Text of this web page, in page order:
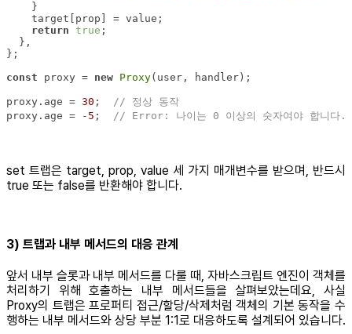
return true
const proxy = new Proxy
proxy.age = 30 ;
// 정상 동작
proxy.age = - 5 ; // Error: 나이는 0 이상의 숫자여야 합니다.
set 트랩은 target, prop, value 세 가지 매개변수를 받으며, 반드시
true 또는 false를 반환해야 합니다.
3) 트랩과 내부 메서드의 대응 관계
앞서 내부 슬롯과 내부 메서드를 다룰 때, 자바스크립트 엔진이 객체를
처리하기 위해 호출하는 내부 메서드들을 살펴보았는데요, 사실
Proxy의 트랩은 프로퍼티 접근/할당/삭제처럼 객체의 기본 동작을 수
행하는 내부 메서드와 상당 부분 1:1로 대응하도록 설계되어 있습니다.